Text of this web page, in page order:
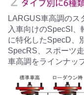
LARGUS車高調のス
入車向けのSpecSI
に特化したSpecD、
SpecRS、スポーツ
車高調をラインナッ